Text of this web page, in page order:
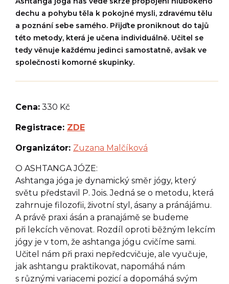
dechu a pohybu těla k pokojné mysli, zdravému tělu
a poznání sebe samého. Přijďte proniknout do tajů
této metody, která je učena individuálně. Učitel se
tedy věnuje každému jedinci samostatně, avšak ve
společnosti komorné skupinky.
Cena: 330 Kč
Registrace: ZDE
Organizátor: Zuzana Malčíková
O ASHTANGA JÓZE:
Ashtanga jóga je dynamický směr jógy, který
světu představil P. Jois. Jedná se o metodu, která
zahrnuje filozofii, životní styl, ásany a pránájámu.
A právě praxi ásán a pranajámě se budeme
při lekcích věnovat. Rozdíl oproti běžným lekcím
jógy je v tom, že ashtanga jógu cvičíme sami.
Učitel nám při praxi nepředcvičuje, ale vyučuje,
jak ashtangu praktikovat, napomáhá nám
s různými variacemi pozicí a dopomáhá svým